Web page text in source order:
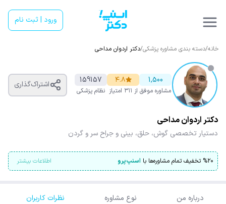
ورود | ثبت نام
خانه/دسته بندی مشاوره پزشکی/دکتر اردوان مداحی
1,500
مشاوره موفق
۴.۸
از ۳۱۱ امتیاز
159157
نظام پزشکی
اشتراک‌گذاری
دکتر اردوان مداحی
دستیار تخصصی گوش، حلق، بینی و جراح سر و گردن
%۲۰ تخفیف تمام مشاوره‌ها با اسنپ‌پرو اطلاعات بیشتر
درباره من نوع مشاوره نظرات کاربران